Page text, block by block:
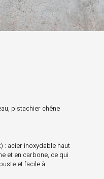
pistachier chêne
: acier inoxydable haut
et en carbone, ce qui
et facile à